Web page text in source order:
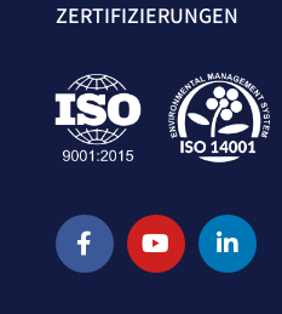
ZERTIFIZIERUNGEN